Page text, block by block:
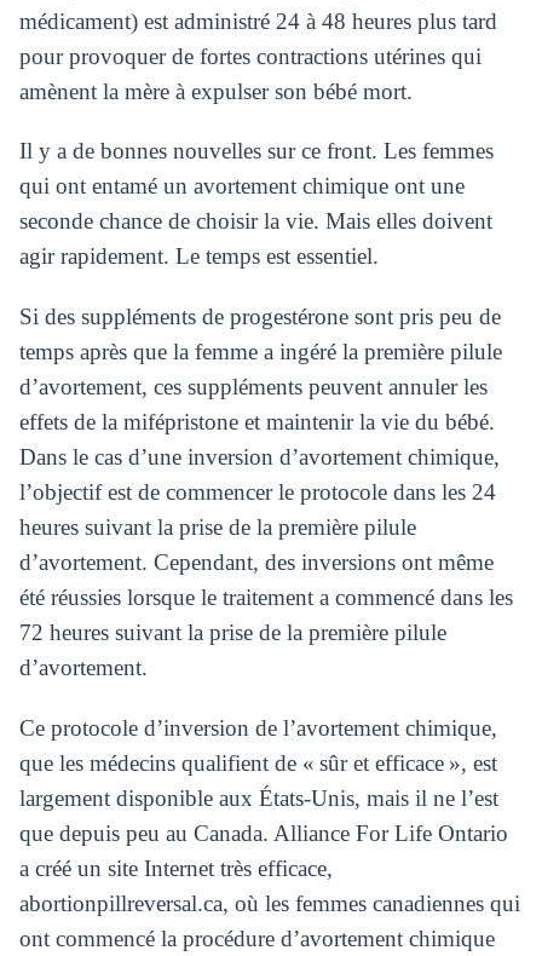
médicament) est administré 24 à 48 heures plus tard
pour provoquer de fortes contractions utérines qui
amènent la mère à expulser son bébé mort.
Il y a de bonnes nouvelles sur ce front. Les femmes
qui ont entamé un avortement chimique ont une
seconde chance de choisir la vie. Mais elles doivent
agir rapidement. Le temps est essentiel.
Si des suppléments de progestérone sont pris peu de
temps après que la femme a ingéré la première pilule
d’avortement, ces suppléments peuvent annuler les
effets de la mifépristone et maintenir la vie du bébé.
Dans le cas d’une inversion d’avortement chimique,
l’objectif est de commencer le protocole dans les 24
heures suivant la prise de la première pilule
d’avortement. Cependant, des inversions ont même
été réussies lorsque le traitement a commencé dans les
72 heures suivant la prise de la première pilule
d’avortement.
Ce protocole d’inversion de l’avortement chimique,
que les médecins qualifient de « sûr et efficace », est
largement disponible aux États-Unis, mais il ne l’est
que depuis peu au Canada. Alliance For Life Ontario
a créé un site Internet très efficace,
abortionpillreversal.ca, où les femmes canadiennes qui
ont commencé la procédure d’avortement chimique